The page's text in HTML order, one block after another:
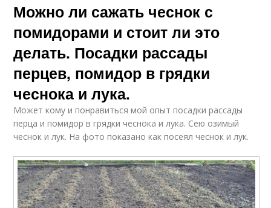
Можно ли сажать чеснок с
помидорами и стоит ли это
делать. Посадки рассады
перцев, помидор в грядки
чеснока и лука.
Может кому и понравиться мой опыт посадки рассады
перца и помидор в грядки чеснока и лука. Сею озимый
чеснок и лук. На фото показано как посеял чеснок и лук.